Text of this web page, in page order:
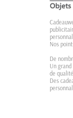
Nos
De
Un
de qualité
Des